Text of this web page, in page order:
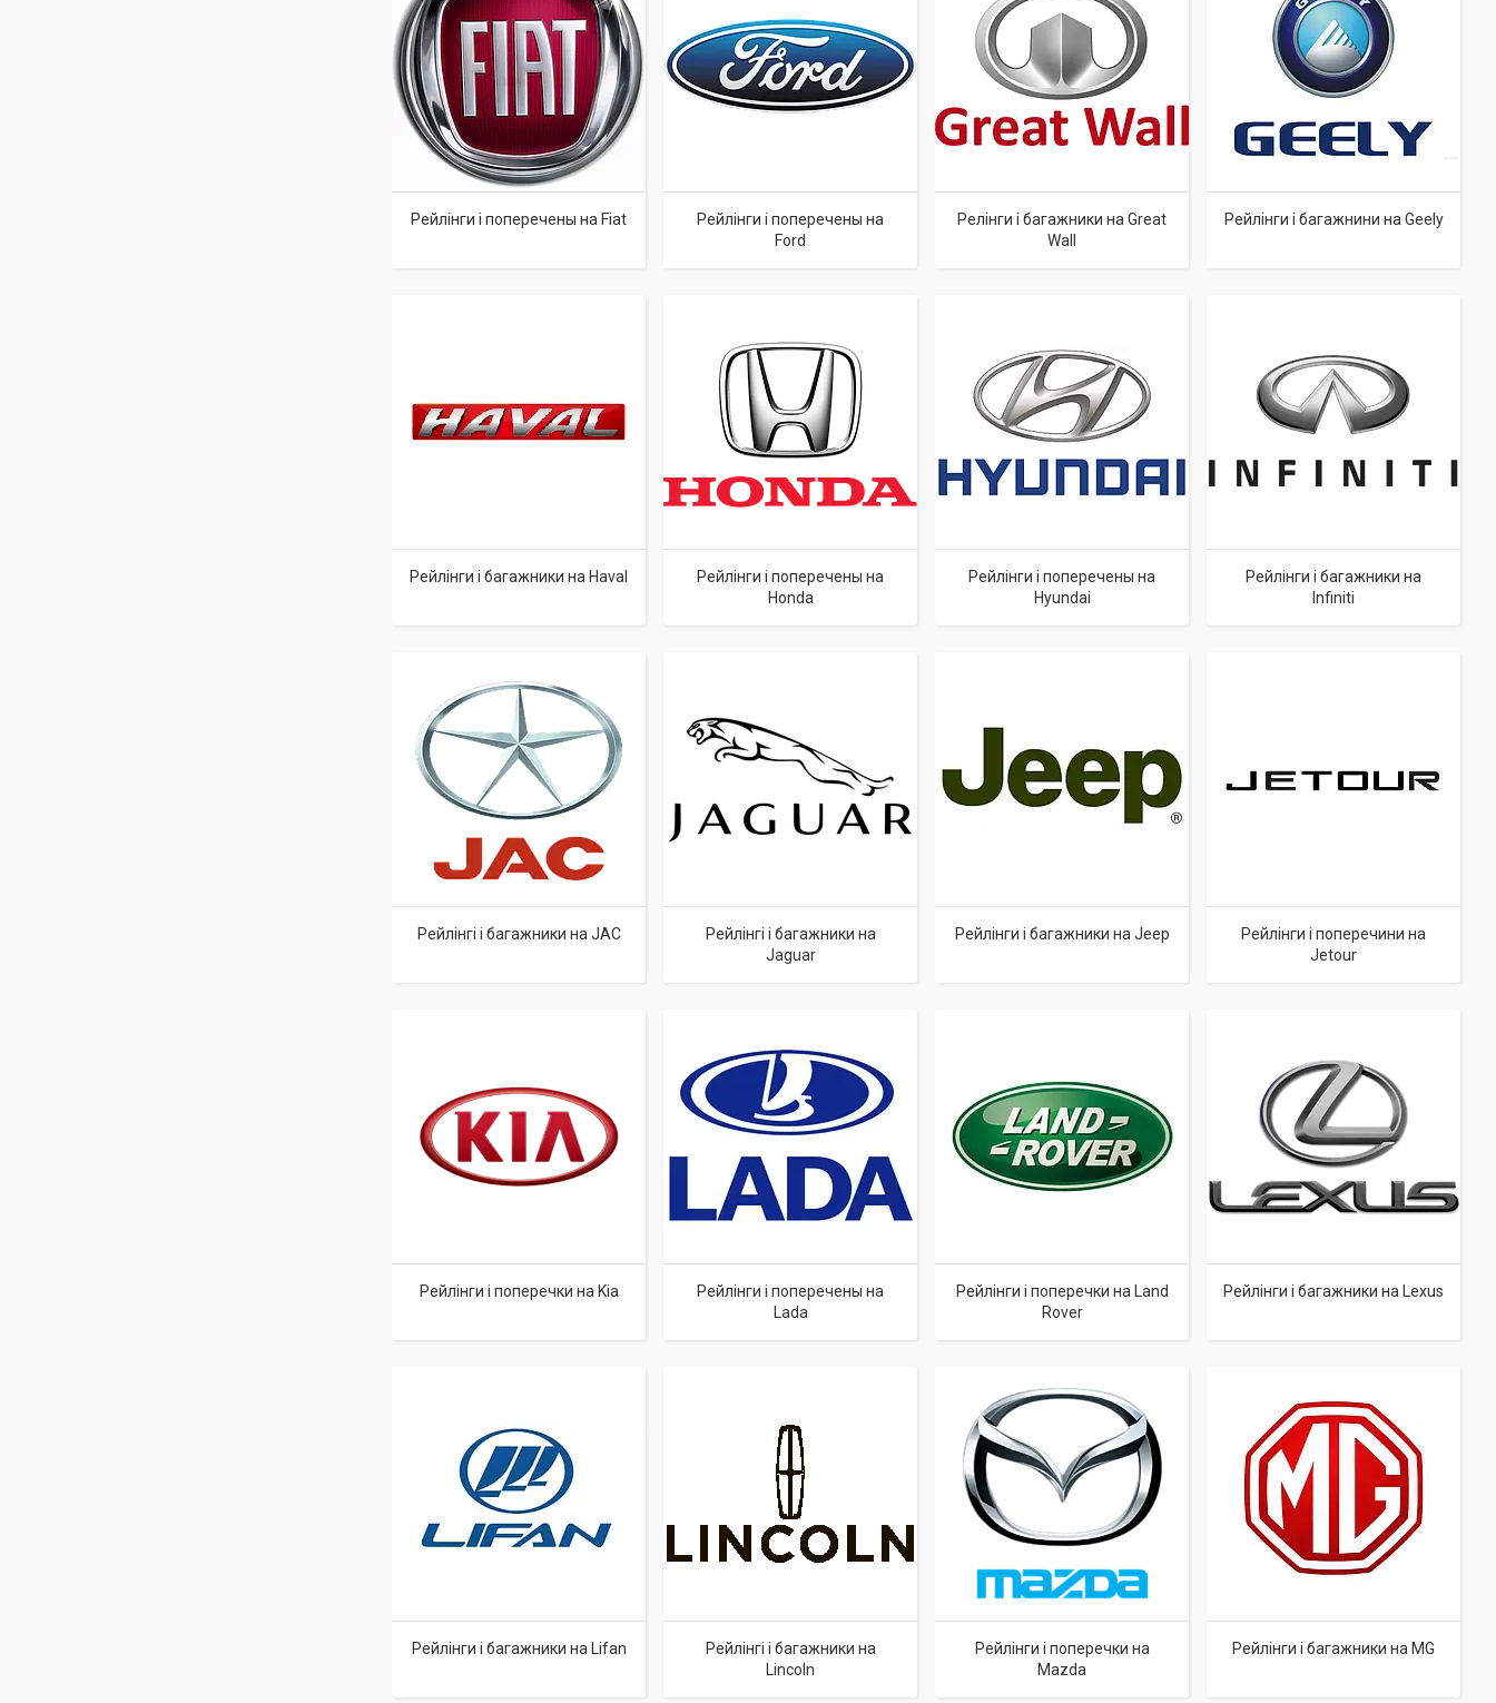
Рейлінги і поперечены на Fiat
Рейлінги і поперечены на
Ford
Релінги і багажники на Great
Wall
Рейлінги і багажнини на Geely
Рейлінги і багажники на Haval
Рейлінги і поперечены на
Honda
Рейлінги і поперечены на
Hyundai
Рейлінги і багажники на
Infiniti
Рейлінгі і багажники на JAC
Рейлінгі і багажники на
Jaguar
Рейлінги і багажники на Jeep
Рейлінги і поперечини на
Jetour
Рейлінги і поперечки на Kia
Рейлінги і поперечены на
Lada
Рейлінги і поперечки на Land
Rover
Рейлінги і багажники на Lexus
Рейлінги і багажники на Lifan
Рейлінгі і багажники на
Lincoln
Рейлінги і поперечки на
Mazda
Рейлінги і багажники на MG